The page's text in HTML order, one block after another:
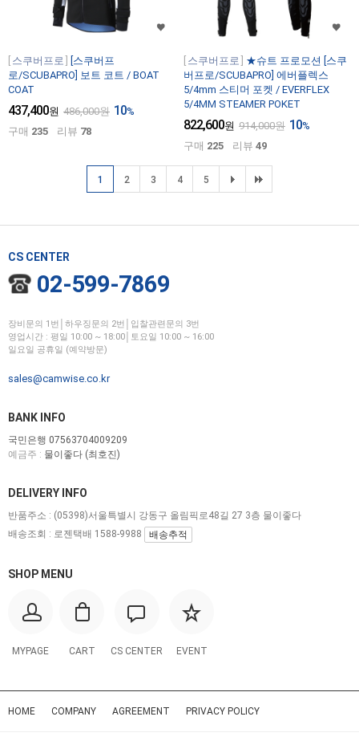
스쿠버프로
[스쿠버프
로/SCUBAPRO] 보트 코트 / BOAT
COAT
437,400원 486,000원 10%
구매 235 리뷰 78
스쿠버프로
★슈트 프로모션 [스쿠
버프로/SCUBAPRO] 에버플렉스
5/4mm 스티머 포켓 / EVERFLEX
5/4MM STEAMER POKET
822,600원 914,000원 10%
구매 225 리뷰 49
1 2 3 4 5
CS CENTER
02-599-7869
장비문의 1번│하우징문의 2번│입찰관련문의 3번
영업시간 : 평일 10:00 ~ 18:00│토요일 10:00 ~ 16:00
일요일 공휴일 (예약방문)
sales@camwise.co.kr
BANK INFO
국민은행 07563704009209
예금주 : 물이좋다 (최호진)
SHOP MENU
MYPAGE CART CS CENTER EVENT
DELIVERY INFO
반품주소 : (05398)서울특별시 강동구 올림픽로48길 27 3층 물이좋다
배송조회 : 로젠택배 1588-9988
배송추적
HOME COMPANY AGREEMENT PRIVACY POLICY